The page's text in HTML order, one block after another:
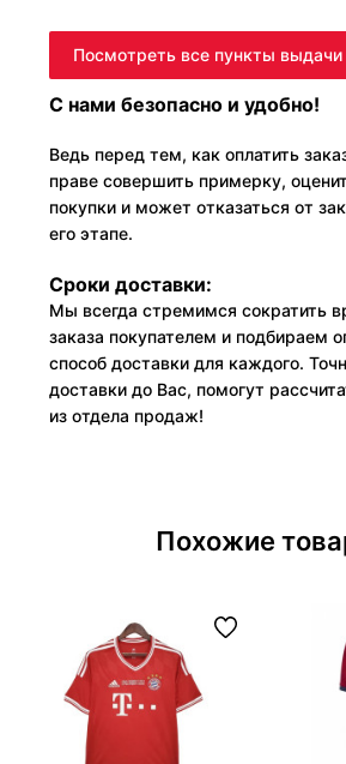
Посмотреть все пункты выдачи
С нами безопасно и удобно!
Ведь перед тем, как оплатить
праве совершить примерку,
покупки и может отказаться от
его этапе.
Сроки доставки:
Мы всегда стремимся сократить
заказа покупателем и подбираем
способ доставки для каждого.
доставки до Вас, помогут
из отдела продаж!
Похожие